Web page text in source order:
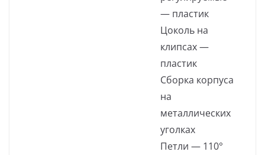
— пластик
Цоколь на
клипсах —
пластик
Сборка корпуса
на
металлических
уголках
Петли — 110°